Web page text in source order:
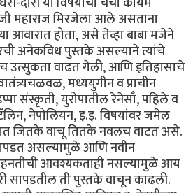
महाराज मिरजेला आले असताना
आवारात होता, असे तेव्हा बाबा मजेने
अनेकविध पुस्तके असल्याने त्यांचे
उत्सुकता वाढत गेली, आणि इतिहासाचे
मध्ययुगीन व प्राचीन
संस्कृती, युरोपातील रेनेसाँ, पहिले व
नेपोलियन, इ.इ. विषयांवर जमेल
जितके वाचू तितके नवलच वाटत असे.
असल्यामुळे आणि नवीन
आवश्यकताही नसल्यामुळे आय
सापडतील ती पुस्तके वाचून काढली.